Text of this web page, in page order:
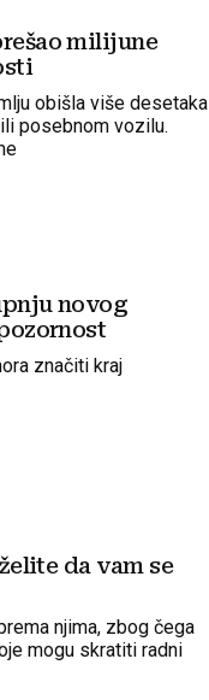
milijune
obišla više desetaka
posebnom vozilu.
novog
značiti kraj
da vam se
njima, zbog čega
mogu skratiti radni